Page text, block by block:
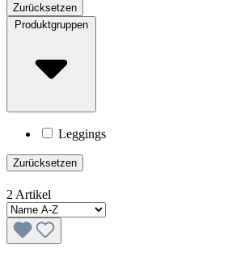
Zurücksetzen
Produktgruppen
Leggings
Zurücksetzen
2 Artikel